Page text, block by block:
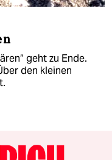
geht zu Ende.
den kleinen